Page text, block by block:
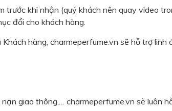
trước khi nhận (quý khách nên quay video
đổi cho khách hàng.
hàng, charmeperfume.vn sẽ hỗ trợ
giao thông,… charmeperfume.vn sẽ luôn